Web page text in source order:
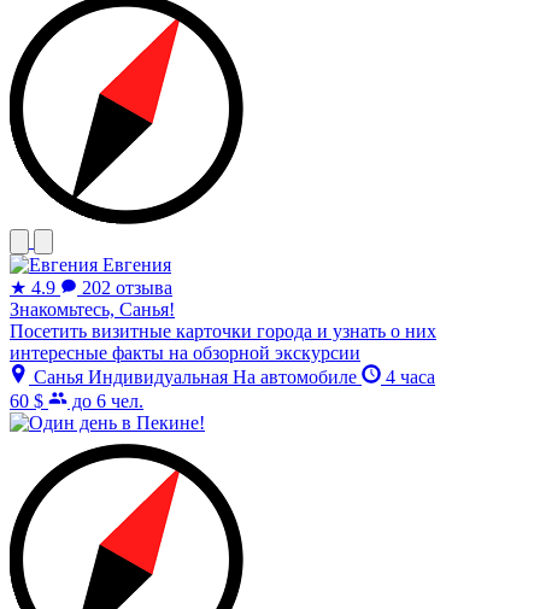
Евгения
★ 4.9
202 отзыва
Знакомьтесь, Санья!
Посетить визитные карточки города и узнать о них
интересные факты на обзорной экскурсии
Санья Индивидуальная На автомобиле
4 часа
60 $
до 6 чел.